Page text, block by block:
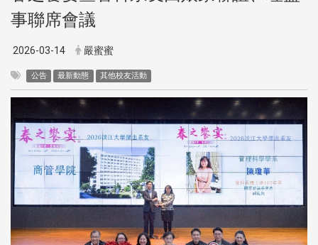
事聯席會議
2026-03-14 嚴蜜蜜
公告 最新動態 其他校友活動